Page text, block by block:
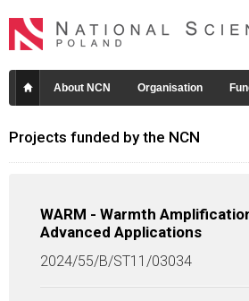
About NCN Organisation
Projects funded by the NCN
WARM - Warmth
Advanced Applications
2024/55/B/ST11/03034